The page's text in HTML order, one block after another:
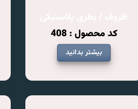
کد محصول : 408
بیشتر بدانید